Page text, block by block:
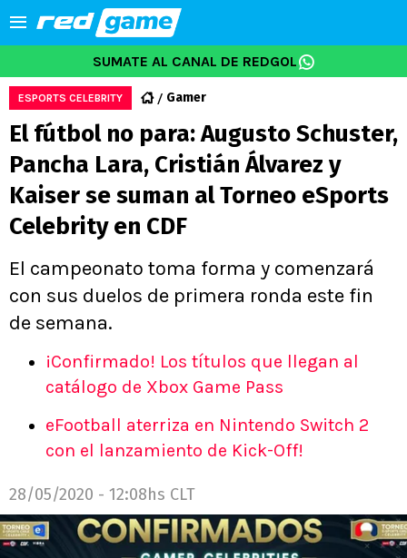
SUMATE AL CANAL DE REDGOL
ESPORTS CELEBRITY Gamer
El fútbol no para: Augusto Schuster,
Pancha Lara, Cristián Álvarez y
Kaiser se suman al Torneo eSports
Celebrity en CDF
El campeonato toma forma y comenzará
con sus duelos de primera ronda este fin
de semana.
¡Confirmado! Los títulos que llegan al
catálogo de Xbox Game Pass
eFootball aterriza en Nintendo Switch 2
con el lanzamiento de Kick-Off!
28/05/2020 - 12:08hs CLT